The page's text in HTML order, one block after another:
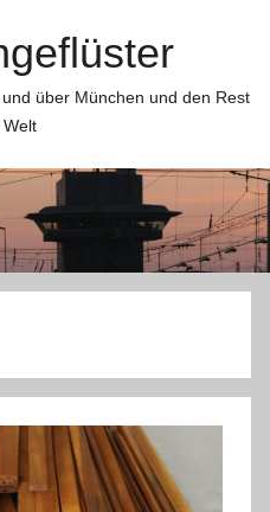
über München und den Rest